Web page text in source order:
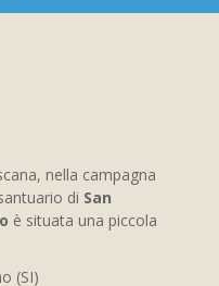
nella campagna
di San
è situata una piccola
(SI)